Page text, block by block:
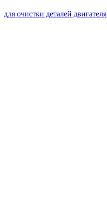
для очистки деталей двигателя